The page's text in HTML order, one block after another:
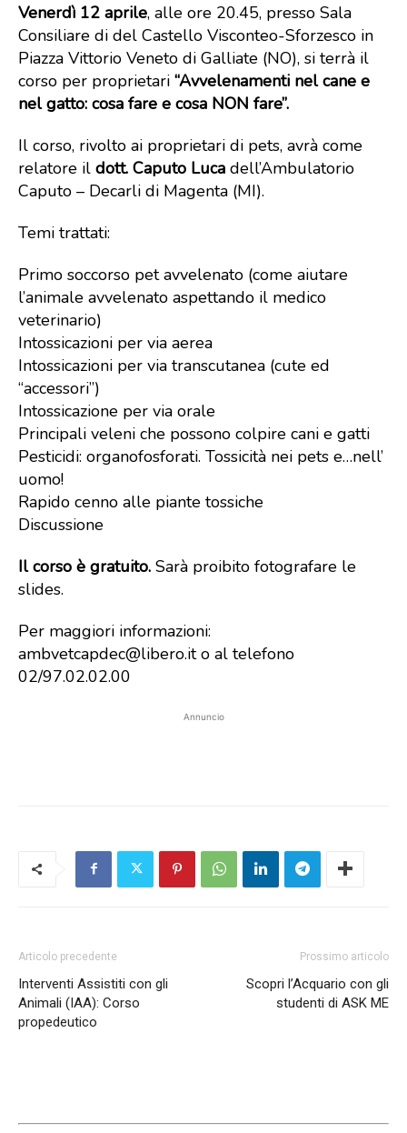
Venerdì 12 aprile, alle ore 20.45, presso Sala
Consiliare di del Castello Visconteo-Sforzesco in
Piazza Vittorio Veneto di Galliate (NO), si terrà il
corso per proprietari “Avvelenamenti nel cane e
nel gatto: cosa fare e cosa NON fare”.
Il corso, rivolto ai proprietari di pets, avrà come
relatore il dott. Caputo Luca dell’Ambulatorio
Caputo – Decarli di Magenta (MI).
Temi trattati:
Primo soccorso pet avvelenato (come aiutare
l’animale avvelenato aspettando il medico
veterinario)
Intossicazioni per via aerea
Intossicazioni per via transcutanea (cute ed
“accessori”)
Intossicazione per via orale
Principali veleni che possono colpire cani e gatti
Pesticidi: organofosforati. Tossicità nei pets e…nell’
uomo!
Rapido cenno alle piante tossiche
Discussione
Il corso è gratuito. Sarà proibito fotografare le
slides.
Per maggiori informazioni:
ambvetcapdec@libero.it o al telefono
02/97.02.02.00
Annuncio
Articolo precedente
Interventi Assistiti con gli
Animali (IAA): Corso
propedeutico
Prossimo articolo
Scopri l’Acquario con gli
studenti di ASK ME